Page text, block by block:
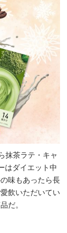
抹茶ラテ・キャ
はダイエット中
味もあったら長
飲いただいてい
だ。